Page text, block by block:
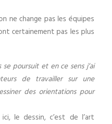
ne change pas les équipes
certainement pas les plus
poursuit et en ce sens j’ai
de travailler sur une
des orientations pour
le dessin, c’est de l’art